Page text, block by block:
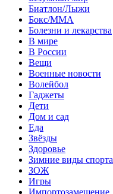
Биатлон/Лыжи
Бокс/MMA
Болезни и лекарства
В мире
В России
Вещи
Военные новости
Волейбол
Гаджеты
Дети
Дом и сад
Еда
Звёзды
Здоровье
Зимние виды спорта
ЗОЖ
Игры
Импортозамещение